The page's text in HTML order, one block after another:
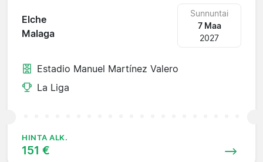
Elche
Malaga
Sunnuntai
7 Maa
2027
Estadio Manuel Martínez Valero
La Liga
HINTA ALK.
151 €